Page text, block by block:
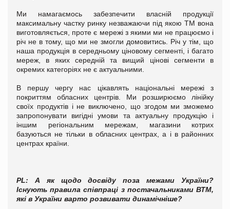
Ми намагаємось забезпечити власній продукції
максимальну частку ринку незважаючи під якою ТМ вона
виготовляється, проте є мережі з якими ми не працюємо і
річ не в тому, що ми не змогли домовитись. Річ у тім, що
наша продукція в середньому ціновому сегменті, і багато
мереж, в яких середній та вищий цінові сегменти в
окремих категоріях не є актуальними.
В першу чергу нас цікавлять національні мережі з
покриттям обласних центрів. Ми розширюємо лінійку
своїх продуктів і не виключено, що згодом ми зможемо
запропонувати вигідні умови та актуальну продукцію і
іншим регіональним мережам, магазини котрих
базуються не тільки в обласних центрах, а і в районних
центрах країни.
PL:
А як щодо досвіду поза межами України?
Існують правила співпраці з постачальниками ВТМ,
які в України варто розвивати динамічніше?